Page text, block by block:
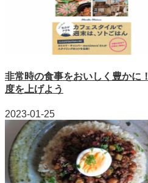
非常時の食事をおいしく豊かに
度を上げよう
2023-01-25